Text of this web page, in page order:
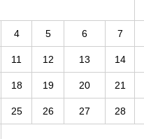
4 5 6 7
11 12 13 14
18 19 20 21
25 26 27 28